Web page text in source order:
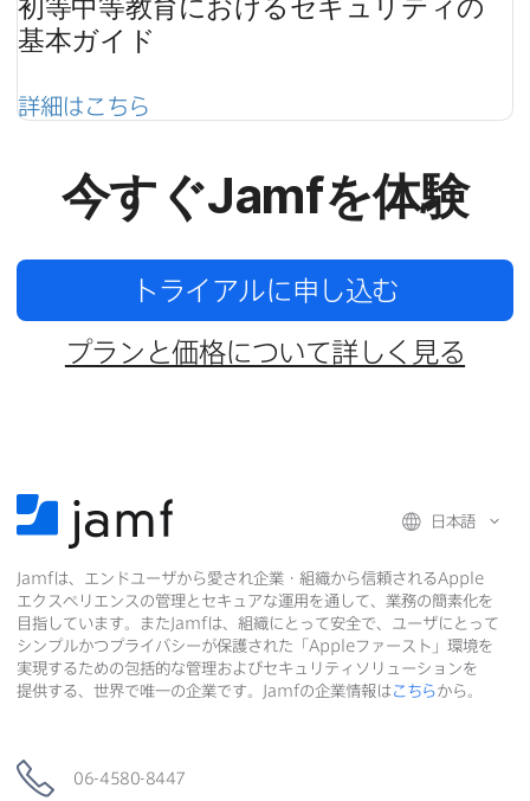
初等中等教育に​おける​セキュリティの​
基本ガイド
詳細は​こちら
今すぐJamfを​体験
トライアルに​申し込む
プランと​価格に​ついて​詳しく​見る
日本語
Jamfは、​エンドユーザから​愛され企業・組織から​信頼されるApple
エクスペリエンスの​管理と​セキュアな​運用を​通して、​業務の​簡素化を​
目指しています。​また Jamfは、​組織に​とって​安全で、​ユーザに​とって​
シンプルかつプライバシーが​保護された​「 Appleファースト」環境を​
実現する​ための​包括的な​管理および​セキュリティソリューションを​
提供する、​世界で​唯一の​企業です。
Jamfの​企業情報はこちらから。
06-4580-8447